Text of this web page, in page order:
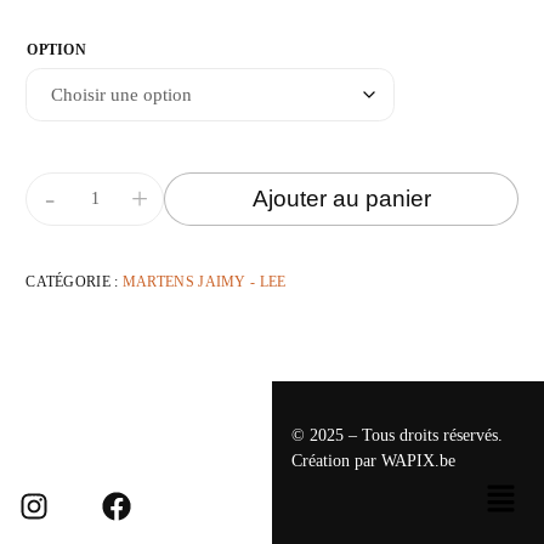
OPTION
+
- Ajouter au panier
CATÉGORIE : MARTENS JAIMY - LEE
© 2025 – Tous droits réservés.
Création par WAPIX.be